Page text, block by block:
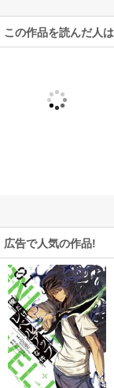
その中で咲く恋。甘さ
この作品を読んだ人
広告で人気の作品!